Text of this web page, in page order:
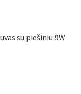
su piešiniu 9W